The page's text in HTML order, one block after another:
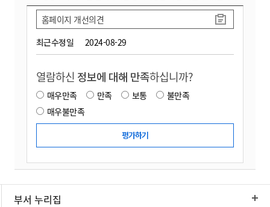
최근수정일 2024-08-29
홈페이지 개선의견
열람하신 정보에 대해 만족하십니까?
매우만족 만족 보통
불만족
매우불만족
부서 누리집